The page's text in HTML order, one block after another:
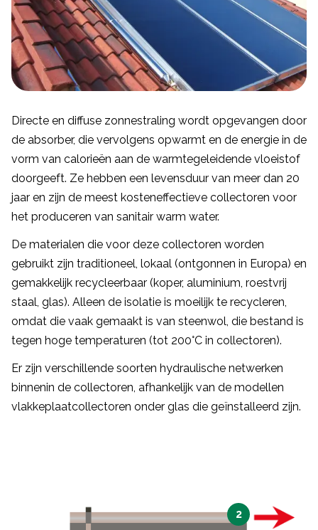
Directe en diffuse zonnestraling wordt opgevangen door
de absorber, die vervolgens opwarmt en de energie in de
vorm van calorieën aan de warmtegeleidende vloeistof
doorgeeft. Ze hebben een levensduur van meer dan 20
jaar en zijn de meest kosteneffectieve collectoren voor
het produceren van sanitair warm water.
De materialen die voor deze collectoren worden
gebruikt zijn traditioneel, lokaal (ontgonnen in Europa) en
gemakkelijk recycleerbaar (koper, aluminium, roestvrij
staal, glas). Alleen de isolatie is moeilijk te recycleren,
omdat die vaak gemaakt is van steenwol, die bestand is
tegen hoge temperaturen (tot 200°C in collectoren).
Er zijn verschillende soorten hydraulische netwerken
binnenin de collectoren, afhankelijk van de modellen
vlakkeplaatcollectoren onder glas die geïnstalleerd zijn.
2